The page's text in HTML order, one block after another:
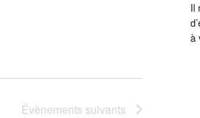
Il
à
Évènements suivants